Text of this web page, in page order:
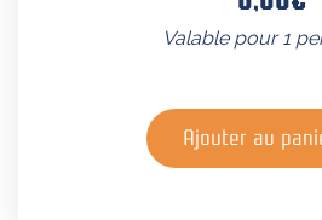
Valable pour 1
Ajouter au